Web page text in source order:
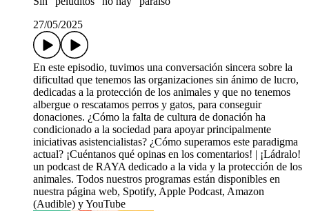
27/05/2025
En este episodio, tuvimos una conversación sincera sobre la
dificultad que tenemos las organizaciones sin ánimo de lucro,
dedicadas a la protección de los animales y que no tenemos
albergue o rescatamos perros y gatos, para conseguir
donaciones. ¿Cómo la falta de cultura de donación ha
condicionado a la sociedad para apoyar principalmente
iniciativas asistencialistas? ¿Cómo superamos este paradigma
actual? ¡Cuéntanos qué opinas en los comentarios! | ¡Ládralo!
un podcast de RAYA dedicado a la vida y la protección de los
animales. Todos nuestros programas están disponibles en
nuestra página web, Spotify, Apple Podcast, Amazon
(Audible) y YouTube